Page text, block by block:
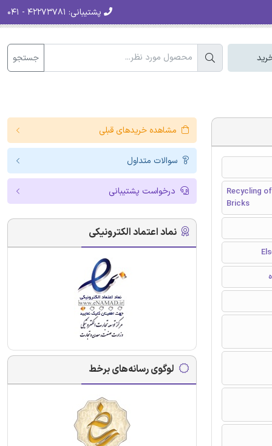
پشتیبانی:
جستجو
Recycling
Bricks
مشاهده خریدهای قبلی
سوالات متداول
درخواست پشتیبانی
نماد اعتماد الکترونیکی
لوگوی رسانه‌های برخط